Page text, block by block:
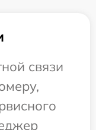
связи